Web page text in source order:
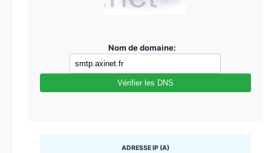
Nom de domaine:
Vérifier les DNS
ADRESSE IP (A)